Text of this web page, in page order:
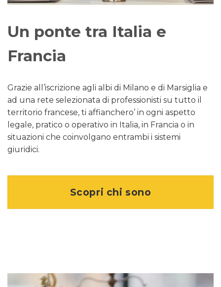
Un ponte tra Italia e
Francia
Grazie all’iscrizione agli albi di Milano e di Marsiglia e
ad una rete selezionata di professionisti su tutto il
territorio francese, ti affianchero’ in ogni aspetto
legale, pratico o operativo in Italia, in Francia o in
situazioni che coinvolgano entrambi i sistemi
giuridici.
Scopri chi sono